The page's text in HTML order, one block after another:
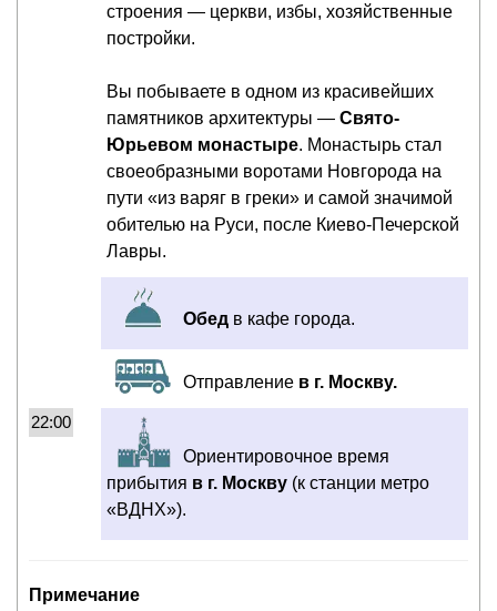
строения — церкви, избы, хозяйственные
постройки.
Вы побываете в одном из красивейших
памятников архитектуры — Свято-
Юрьевом монастыре. Монастырь стал
своеобразными воротами Новгорода на
пути «из варяг в греки» и самой значимой
обителью на Руси, после Киево-Печерской
Лавры.
Обед в кафе города.
Отправление в г. Москву.
22:00
Ориентировочное время
прибытия в г. Москву (к станции метро
«ВДНХ»).
Примечание